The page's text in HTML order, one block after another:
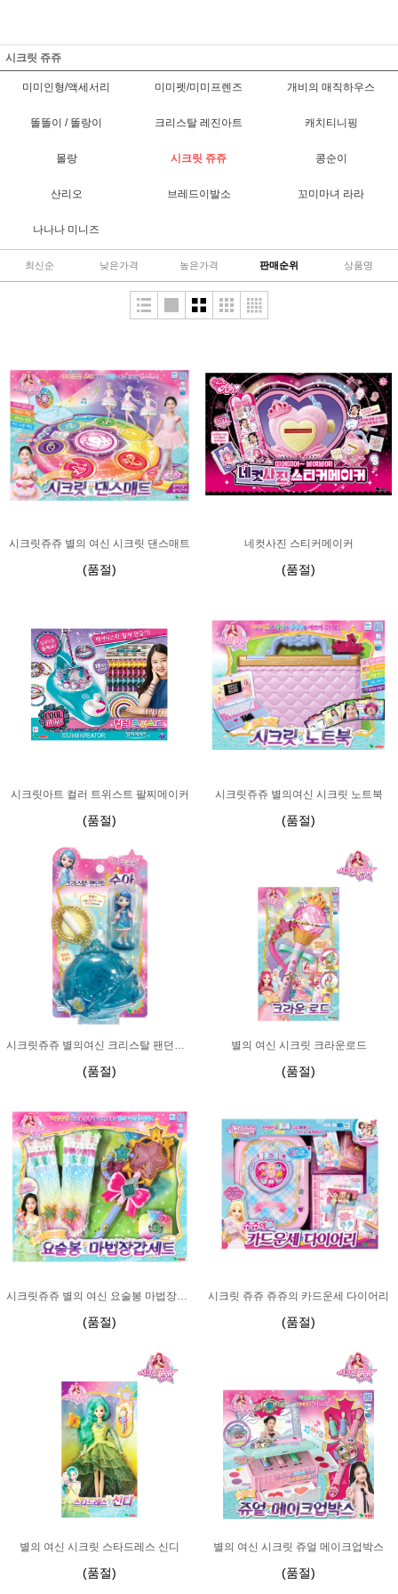
시크릿 쥬쥬
미미인형/액세서리 미미펫/미미프렌즈 개비의 매직하우스
똘똘이 / 똘랑이 크리스탈 레진아트 캐치티니핑
몰랑 시크릿 쥬쥬 콩순이
산리오 브레드이발소 꼬미마녀 라라
나나나 미니즈
최신순 낮은가격 높은가격 판매순위 상품명
시크릿쥬쥬 별의 여신 시크릿 댄스매트
(품절)
네컷사진 스티커메이커
(품절)
시크릿아트 컬러 트위스트 팔찌메이커
(품절)
시크릿쥬쥬 별의여신 시크릿 노트북
(품절)
시크릿쥬쥬 별의여신 크리스탈 팬던트 수아
(품절)
별의 여신 시크릿 크라운로드
(품절)
시크릿쥬쥬 별의 여신 요술봉 마법장갑세트
(품절)
시크릿 쥬쥬 쥬쥬의 카드운세 다이어리
(품절)
별의 여신 시크릿 스타드레스 신디
(품절)
별의 여신 시크릿 쥬얼 메이크업박스
(품절)